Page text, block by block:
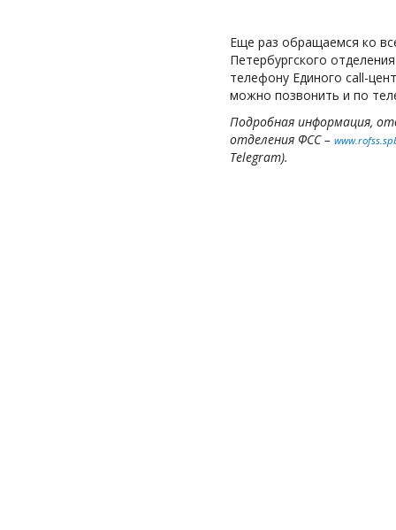
Еще раз обращаемся ко
Петербургского
телефону Единого call-
можно позвонить и по
Подробная информация,
отделения ФСС –
Telegram).